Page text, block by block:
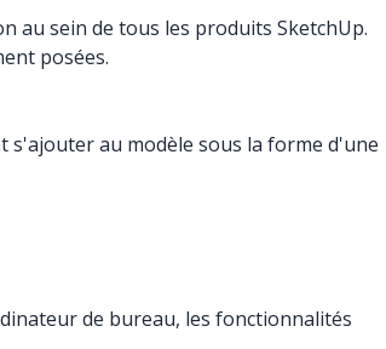
au sein de tous les produits SketchUp.
posées.
s'ajouter au modèle sous la forme d'une
de bureau, les fonctionnalités